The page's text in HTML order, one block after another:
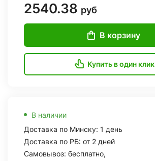
2540.38 руб
В корзину
Купить в один клик
В наличии
Доставка по Минску: 1 день
Доставка по РБ: от 2 дней
Самовывоз: бесплатно,